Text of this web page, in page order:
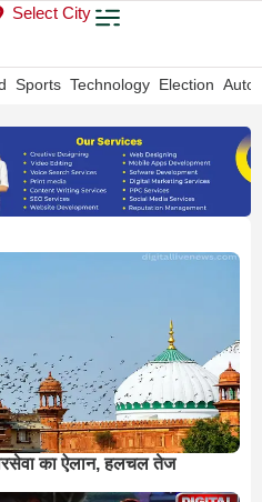
Select City
Sports Technology Election Auto
का ऐलान, हलचल तेज